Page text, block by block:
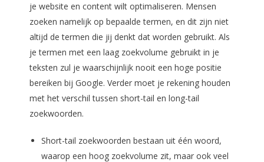
je website en content wilt optimaliseren. Mensen
zoeken namelijk op bepaalde termen, en dit zijn niet
altijd de termen die jij denkt dat worden gebruikt. Als
je termen met een laag zoekvolume gebruikt in je
teksten zul je waarschijnlijk nooit een hoge positie
bereiken bij Google. Verder moet je rekening houden
met het verschil tussen short-tail en long-tail
zoekwoorden.
Short-tail zoekwoorden bestaan uit één woord,
waarop een hoog zoekvolume zit, maar ook veel